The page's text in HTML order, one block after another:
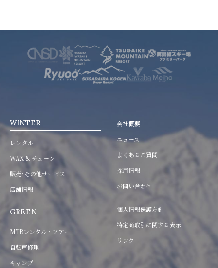
WINTER
レンタル
WAX & チューン
販売･その他サービス
店舗情報
GREEN
MTBレンタル・ツアー
自転車修理
キャンプ
会社概要
ニュース
よくあるご質問
採用情報
お問い合わせ
個人情報保護方針
特定商取引に関する表示
リンク